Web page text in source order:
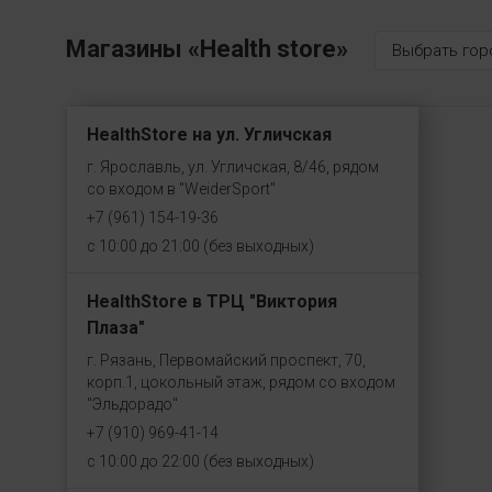
Магазины «Health store» Выбрать
HealthStore на ул. Угличская
г. Ярославль, ул. Угличская, 8/46, рядом
со входом в "WeiderSport"
+7 (961) 154-19-36
с 10:00 до 21:00 (без выходных)
HealthStore в ТРЦ "Виктория
Плаза"
г. Рязань, Первомайский проспект, 70,
корп.1, цокольный этаж, рядом со входом
"Эльдорадо"
+7 (910) 969-41-14
с 10:00 до 22:00 (без выходных)